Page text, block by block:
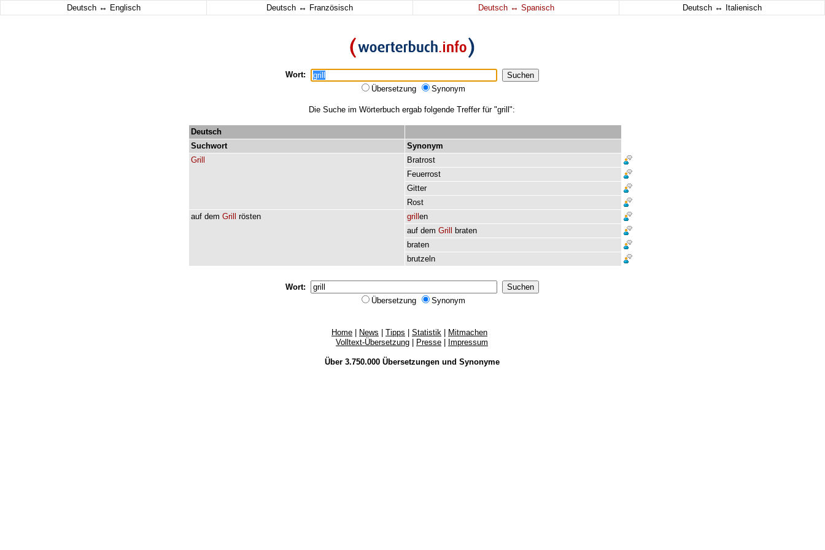
Deutsch ↔ Englisch Deutsch ↔ Französisch Deutsch ↔ Spanisch Deutsch ↔ Italienisch
Wort:
Übersetzung
Synonym
Die Suche im Wörterbuch ergab folgende Treffer für "grill":
Deutsch
Suchwort
Synonym
Grill
Bratrost
Feuerrost
Gitter
Rost
auf dem Grill rösten grill en
auf dem Grill
braten
braten
brutzeln
Wort:
Übersetzung
Synonym
Home News Tipps Statistik
Mitmachen
Volltext-Übersetzung
Presse Impressum
Über 3.750.000 Übersetzungenund Synonyme